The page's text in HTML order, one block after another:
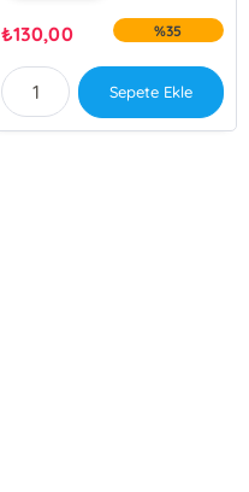
₺130,00 %35
Sepete Ekle